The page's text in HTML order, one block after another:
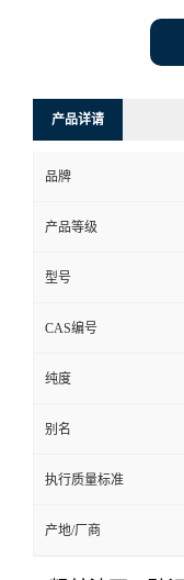
产品详请
品牌
产品等级
型号
CAS编号
纯度
别名
执行质量标准
产地/厂商